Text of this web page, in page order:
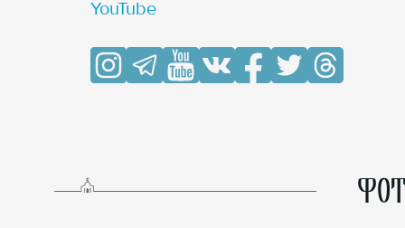
YouTube